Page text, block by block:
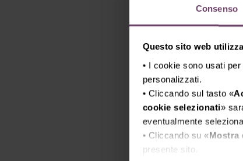
Consenso
Questo sito web
• I cookie sono usati
personalizzati.
• Cliccando sul tasto «
cookie selezionati»
eventualmente
• Cliccando su «Mostra
presente sito.